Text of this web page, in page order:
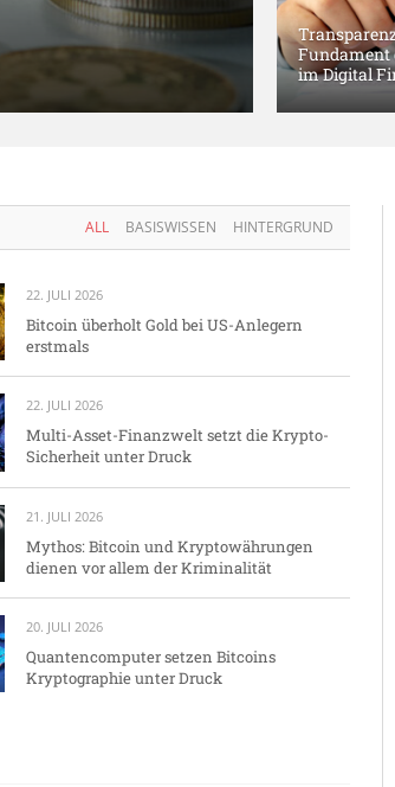
Fundament
im Digital
ALL BASISWISSEN HINTERGRUND
22. JULI 2026
Bitcoin überholt Gold bei US-Anlegern
erstmals
22. JULI 2026
Multi-Asset-Finanzwelt setzt die Krypto-
Sicherheit unter Druck
21. JULI 2026
Mythos: Bitcoin und Kryptowährungen
dienen vor allem der Kriminalität
20. JULI 2026
Quantencomputer setzen Bitcoins
Kryptographie unter Druck